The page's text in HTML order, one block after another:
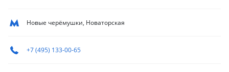
Новые черёмушки, Новаторская
+7 (495) 133-00-65